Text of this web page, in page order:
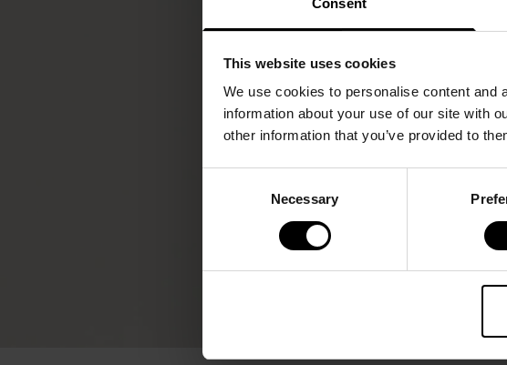
Consent
This website uses cookies
We use cookies to personalise content and
information about your use of our site with
other information that you’ve provided to
Necessary